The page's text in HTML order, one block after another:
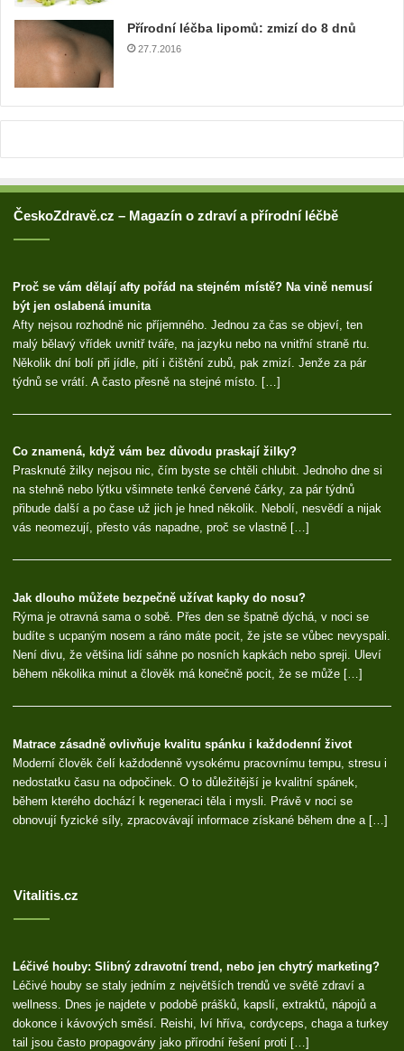
r
Přírodní léčba lipomů: zmizí do 8 dnů
27.7.2016
ČeskoZdravě.cz – Magazín o zdraví a přírodní léčbě
Proč se vám dělají afty pořád na stejném místě? Na vině nemusí
být jen oslabená imunita
Afty nejsou rozhodně nic příjemného. Jednou za čas se objeví, ten
malý bělavý vřídek uvnitř tváře, na jazyku nebo na vnitřní straně rtu.
Několik dní bolí při jídle, pití i čištění zubů, pak zmizí. Jenže za pár
týdnů se vrátí. A často přesně na stejné místo. […]
Co znamená, když vám bez důvodu praskají žilky?
Prasknuté žilky nejsou nic, čím byste se chtěli chlubit. Jednoho dne si
na stehně nebo lýtku všimnete tenké červené čárky, za pár týdnů
přibude další a po čase už jich je hned několik. Nebolí, nesvědí a nijak
vás neomezují, přesto vás napadne, proč se vlastně […]
Jak dlouho můžete bezpečně užívat kapky do nosu?
Rýma je otravná sama o sobě. Přes den se špatně dýchá, v noci se
budíte s ucpaným nosem a ráno máte pocit, že jste se vůbec nevyspali.
Není divu, že většina lidí sáhne po nosních kapkách nebo spreji. Uleví
během několika minut a člověk má konečně pocit, že se může […]
Matrace zásadně ovlivňuje kvalitu spánku i každodenní život
Moderní člověk čelí každodenně vysokému pracovnímu tempu, stresu i
nedostatku času na odpočinek. O to důležitější je kvalitní spánek,
během kterého dochází k regeneraci těla i mysli. Právě v noci se
obnovují fyzické síly, zpracovávají informace získané během dne a […]
Vitalitis.cz
Léčivé houby: Slibný zdravotní trend, nebo jen chytrý marketing?
Léčivé houby se staly jedním z největších trendů ve světě zdraví a
wellness. Dnes je najdete v podobě prášků, kapslí, extraktů, nápojů a
dokonce i kávových směsí. Reishi, lví hříva, cordyceps, chaga a turkey
tail jsou často propagovány jako přírodní řešení proti […]